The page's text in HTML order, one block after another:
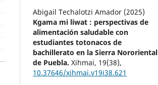
Abigail Techalotzi Amador (2025)
Kgama mi liwat : perspectivas de
alimentación saludable con
estudiantes totonacos de
bachillerato en la Sierra Nororiental
de Puebla.Xihmai, 19(38),
10.37646/xihmai.v19i38.621